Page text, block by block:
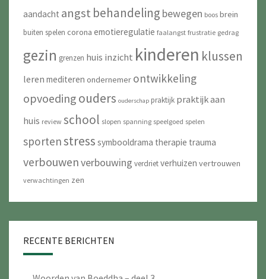
aandacht angst behandeling bewegen boos brein
buiten spelen corona emotieregulatie faalangst frustratie gedrag
gezin grenzen huis inzicht kinderen klussen
leren mediteren ondernemer ontwikkeling
opvoeding ouders ouderschap praktijk praktijk aan
huis review school slopen spanning speelgoed spelen
sportenstress symbooldrama therapie trauma
verbouwenverbouwing verdrietverhuizen vertrouwen
verwachtingen zen
RECENTE BERICHTEN